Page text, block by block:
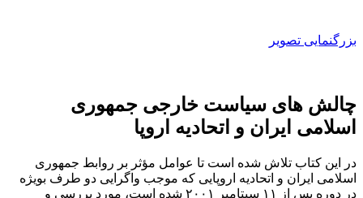
بزرگنمایی تصویر
چالش های سیاست خارجی جمهوری
اسلامی ایران و اتحادیه اروپا
در این کتاب تلاش شده است تا عوامل مؤثر بر روابط جمهوری
اسلامی ایران و اتحادیه اروپایی که موجب واگرایی دو طرف بویژه
در دوره پس از ۱۱ سپتامبر ۲۰۰۱ شده است، مورد بررسی و